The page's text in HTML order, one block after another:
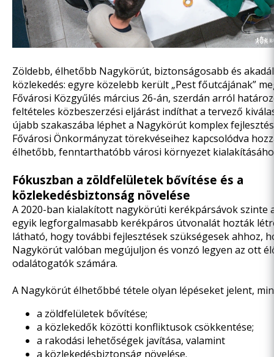
Zöldebb, élhetőbb Nagykörút, biztonságosabb és
közlekedés: egyre közelebb került „Pest főutcájának”
Fővárosi Közgyűlés március 26-án, szerdán arról
feltételes közbeszerzési eljárást indíthat a tervező
újabb szakaszába léphet a Nagykörút komplex
Fővárosi Önkormányzat törekvéseihez kapcsolódva
élhetőbb, fenntarthatóbb városi környezet
Fókuszban a zöldfelületek bővítése és a
közlekedésbiztonság növelése
A 2020-ban kialakított nagykörúti kerékpársávok szinte
egyik legforgalmasabb kerékpáros útvonalát hozták
látható, hogy további fejlesztések szükségesek ahhoz,
Nagykörút valóban megújuljon és vonzó legyen az ott
odalátogatók számára.
A Nagykörút élhetőbbé tétele olyan lépéseket jelent,
a zöldfelületek bővítése;
a közlekedők közötti konfliktusok csökkentése;
a rakodási lehetőségek javítása, valamint
a közlekedésbiztonság növelése.